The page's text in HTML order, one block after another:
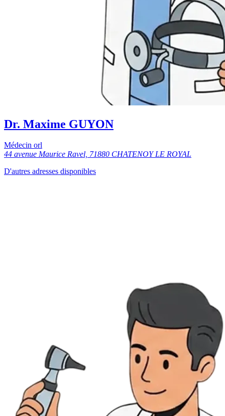
Dr. Maxime GUYON
Médecin orl
44 avenue Maurice Ravel, 71880 CHATENOY LE ROYAL
D'autres adresses disponibles